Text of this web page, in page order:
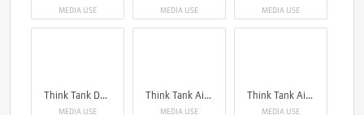
MEDIA USE MEDIA USE MEDIA USE
Think Tank Darklight
MEDIA USE
Think Tank Airport Navigator V2.0
MEDIA USE
Think Tank Airport Navigator V2.0
MEDIA USE